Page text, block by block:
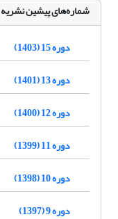
شماره‌های پیشین نشریه
دوره 15 (1403)
دوره 13 (1401)
دوره 12 (1400)
دوره 11 (1399)
دوره 10 (1398)
دوره 9 (1397)